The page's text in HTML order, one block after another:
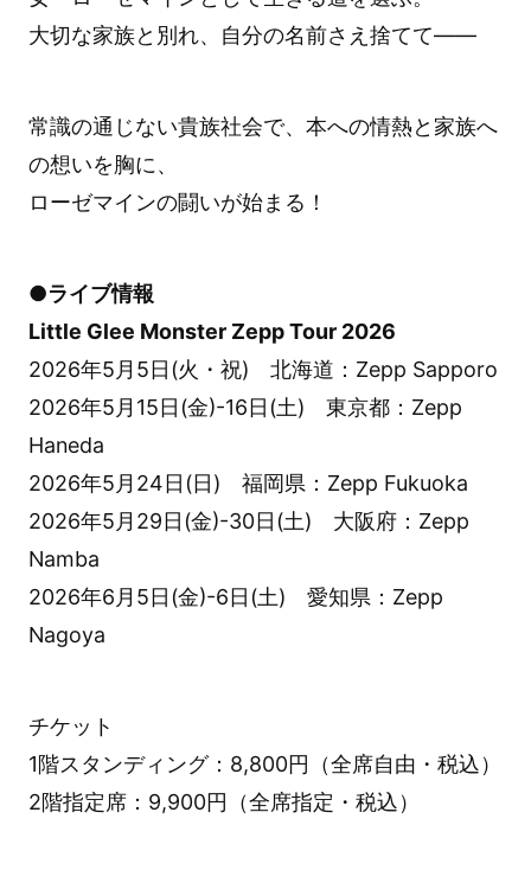
大切な家族と別れ、自分の名前さえ捨てて――
常識の通じない貴族社会で、本への情熱と家族へ
の想いを胸に、
ローゼマインの闘いが始まる！
●ライブ情報
Little Glee Monster Zepp Tour 2026
2026年5月5日(火・祝) 北海道：Zepp Sapporo
2026年5月15日(金)-16日(土) 東京都：Zepp
Haneda
2026年5月24日(日) 福岡県：Zepp Fukuoka
2026年5月29日(金)-30日(土) 大阪府：Zepp
Namba
2026年6月5日(金)-6日(土) 愛知県：Zepp
Nagoya
チケット
1階スタンディング：8,800円（全席自由・税込）
2階指定席：9,900円（全席指定・税込）